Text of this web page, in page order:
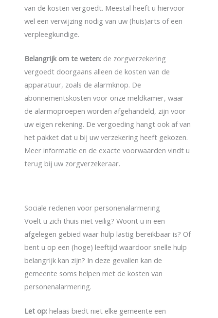
van de kosten vergoedt. Meestal heeft u hiervoor
wel een verwijzing nodig van uw (huis)arts of een
verpleegkundige.
Belangrijk om te weten: de zorgverzekering
vergoedt doorgaans alleen de kosten van de
apparatuur, zoals de alarmknop. De
abonnementskosten voor onze meldkamer, waar
de alarmoproepen worden afgehandeld, zijn voor
uw eigen rekening. De vergoeding hangt ook af van
het pakket dat u bij uw verzekering heeft gekozen.
Meer informatie en de exacte voorwaarden vindt u
terug bij uw zorgverzekeraar.
Sociale redenen voor personenalarmering
Voelt u zich thuis niet veilig? Woont u in een
afgelegen gebied waar hulp lastig bereikbaar is? Of
bent u op een (hoge) leeftijd waardoor snelle hulp
belangrijk kan zijn? In deze gevallen kan de
gemeente soms helpen met de kosten van
personenalarmering.
Let op: helaas biedt niet elke gemeente een